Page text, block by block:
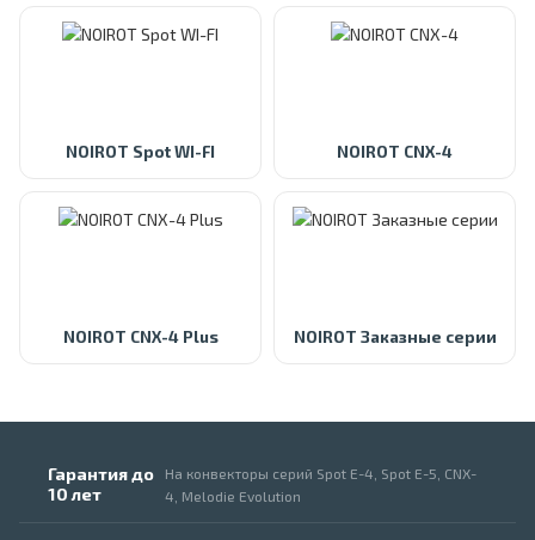
NOIROT Spot WI-FI NOIROT CNX-4
NOIROT CNX-4 Plus NOIROT Заказные серии
Гарантия до
10 лет
На конвекторы серий Spot E-4, Spot E-5, CNX-
4, Melodie Evolution